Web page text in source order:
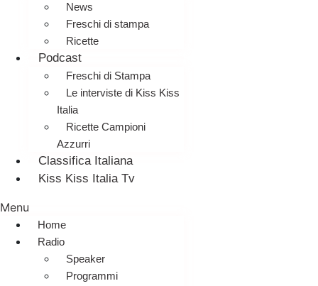
News
Freschi di stampa
Ricette
Podcast
Freschi di Stampa
Le interviste di Kiss Kiss
Italia
Ricette Campioni
Azzurri
Classifica Italiana
Kiss Kiss Italia Tv
Menu
Home
Radio
Speaker
Programmi